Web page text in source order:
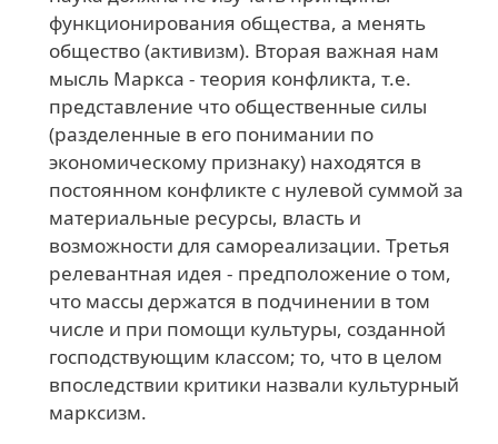
функционирования общества, а менять
общество (активизм). Вторая важная нам
мысль Маркса - теория конфликта, т.е.
представление что общественные силы
(разделенные в его понимании по
экономическому признаку) находятся в
постоянном конфликте с нулевой суммой за
материальные ресурсы, власть и
возможнoсти для самореализации. Третья
релевантная идея - предположение о том,
что массы держатся в подчинении в том
числе и при помощи культуры, созданной
господствующим классом; то, что в целом
впоследствии критики назвали культурный
марксизм.